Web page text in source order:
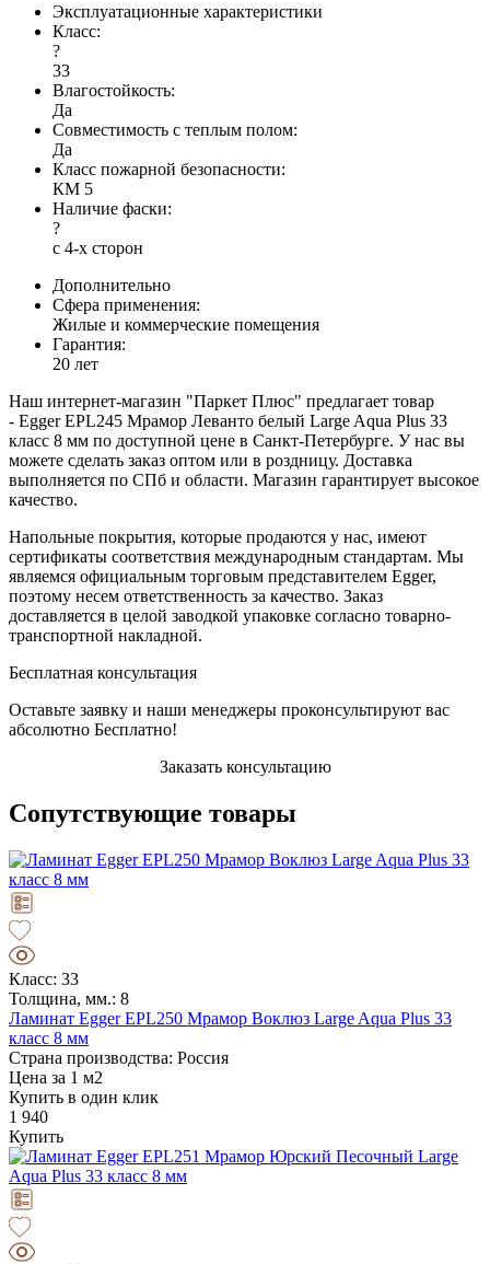
Эксплуатационные характеристики
Класс:
?
33
Влагостойкость:
Да
Совместимость с теплым полом:
Да
Класс пожарной безопасности:
КМ 5
Наличие фаски:
?
с 4-х сторон
Дополнительно
Сфера применения:
Жилые и коммерческие помещения
Гарантия:
20 лет
Наш интернет-магазин "Паркет Плюс" предлагает товар
- Egger EPL245 Мрамор Леванто белый Large Aqua Plus 33
класс 8 мм по доступной цене в Санкт-Петербурге. У нас вы
можете сделать заказ оптом или в роздницу. Доставка
выполняется по СПб и области. Магазин гарантирует высокое
качество.
Напольные покрытия, которые продаются у нас, имеют
сертификаты соответствия международным стандартам. Мы
являемся официальным торговым представителем Egger,
поэтому несем ответственность за качество. Заказ
доставляется в целой заводкой упаковке согласно товарно-
транспортной накладной.
Бесплатная консультация
Оставьте заявку и наши менеджеры проконсультируют вас
абсолютно Бесплатно!
Заказать консультацию
Сопутствующие товары
Класс: 33
Толщина, мм.: 8
Ламинат Egger EPL250 Мрамор Воклюз Large Aqua Plus 33
класс 8 мм
Страна производства: Россия
Цена за 1 м2
Купить в один клик
1 940
Купить